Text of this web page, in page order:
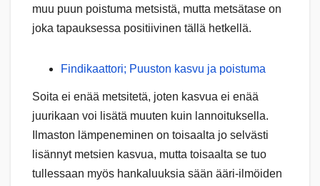
muu puun poistuma metsistä, mutta metsätase on
joka tapauksessa positiivinen tällä hetkellä.
Findikaattori; Puuston kasvu ja poistuma
Soita ei enää metsitetä, joten kasvua ei enää
juurikaan voi lisätä muuten kuin lannoituksella.
Ilmaston lämpeneminen on toisaalta jo selvästi
lisännyt metsien kasvua, mutta toisaalta se tuo
tullessaan myös hankaluuksia sään ääri-ilmöiden